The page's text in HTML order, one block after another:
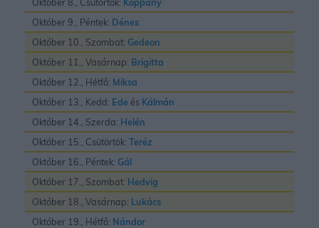
Október 9., Péntek: Dénes
Október 10., Szombat: Gedeon
Október 11., Vasárnap: Brigitta
Október 12., Hétfő: Miksa
Október 13., Kedd: Ede és Kálmán
Október 14., Szerda: Helén
Október 15., Csütörtök: Teréz
Október 16., Péntek: Gál
Október 17., Szombat: Hedvig
Október 18., Vasárnap: Lukács
Október 19., Hétfő: Nándor